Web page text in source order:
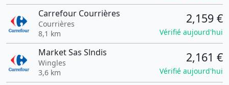
Carrefour Courrières
Courrières
8,1 km
2,159 €
Vérifié aujourd'hui
Market Sas Slndis
Wingles
3,6 km
2,161 €
Vérifié aujourd'hui